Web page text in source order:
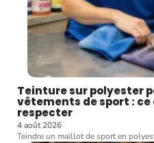
Teinture sur polyester
vêtements de sport :
respecter
4 août 2026
Teindre un maillot de sport en